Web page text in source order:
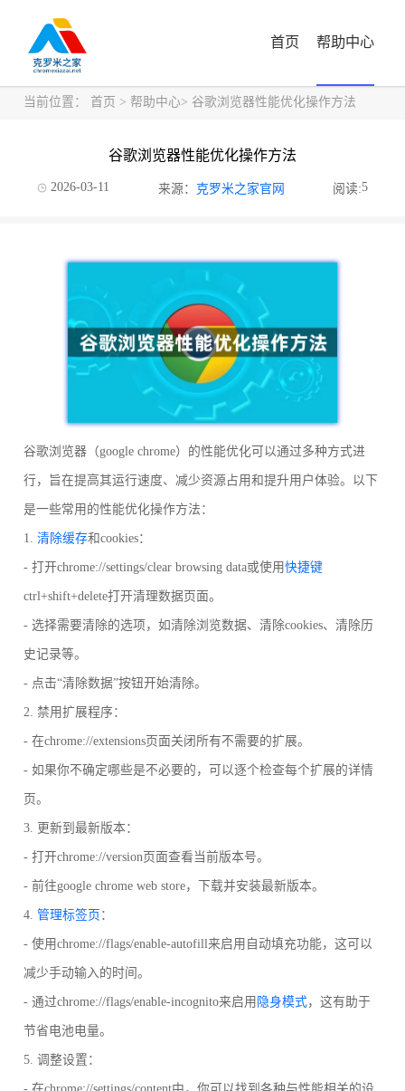
首页 帮助中心
当前位置： 首页 > 帮助中心> 谷歌浏览器性能优化操作方法
谷歌浏览器性能优化操作方法
2026-03-11 来源： 克罗米之家官网 阅读:5
谷歌浏览器（google chrome）的性能优化可以通过多种方式进
行，旨在提高其运行速度、减少资源占用和提升用户体验。以下
是一些常用的性能优化操作方法：
1. 清除缓存和cookies：
- 打开chrome://settings/clear browsing data或使用快捷键
ctrl+shift+delete打开清理数据页面。
- 选择需要清除的选项，如清除浏览数据、清除cookies、清除历
史记录等。
- 点击“清除数据”按钮开始清除。
2. 禁用扩展程序：
- 在chrome://extensions页面关闭所有不需要的扩展。
- 如果你不确定哪些是不必要的，可以逐个检查每个扩展的详情
页。
3. 更新到最新版本：
- 打开chrome://version页面查看当前版本号。
- 前往google chrome web store，下载并安装最新版本。
4. 管理标签页 ：
- 使用chrome://flags/enable-autofill来启用自动填充功能，这可以
减少手动输入的时间。
- 通过chrome://flags/enable-incognito来启用 隐身模式，这有助于
节省电池电量。
5. 调整设置：